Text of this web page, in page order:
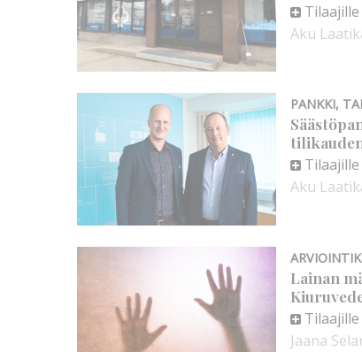
Tilaajille
Aku
PANKKI,
Tilaajille
Aku
Lainan
Tilaajille
Jaana